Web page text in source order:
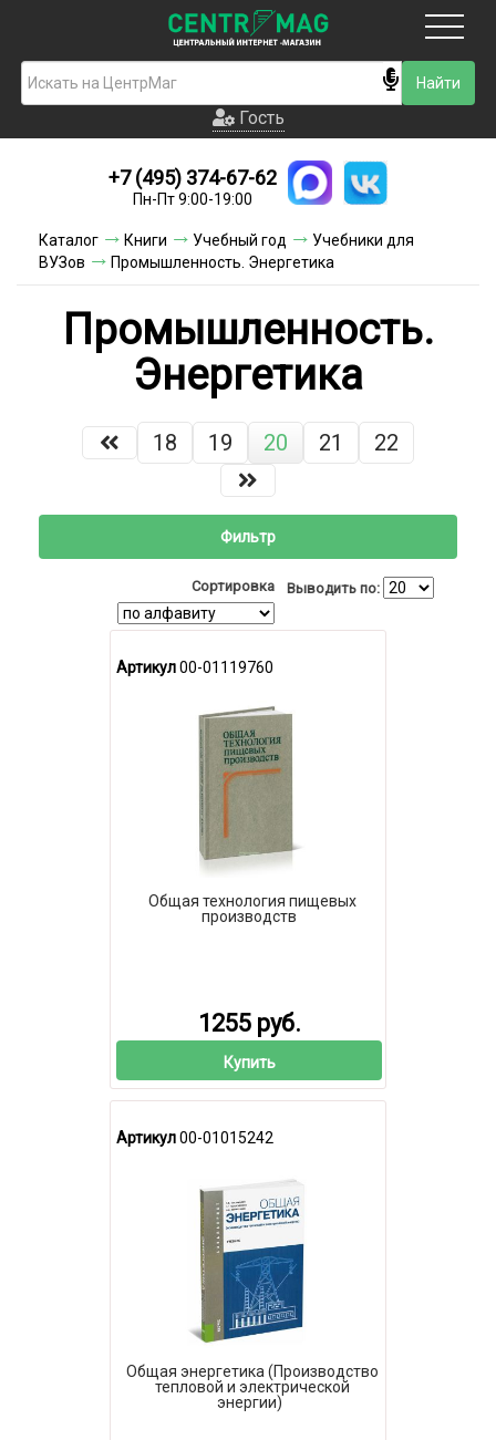
Гость
Новинки
Условия доставки
Контакты
Акции и скидки
Гость
+7 (495) 374-67-62
Пн-Пт 9:00-19:00
Каталог Книги Учебный год
Учебники для
ВУЗов
Промышленность. Энергетика
Промышленность.
Энергетика
18 19 20 21 22
Фильтр
Сортировка Выводить по:
Артикул00-01119760
Общая технология пищевых
производств
1255 руб.
Купить
Артикул00-01015242
Общая энергетика (Производство
тепловой и электрической
энергии)